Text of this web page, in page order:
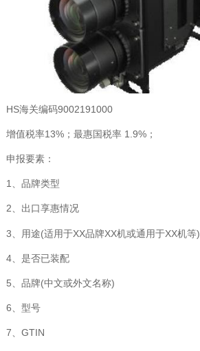
HS海关编码9002191000
增值税率13%；最惠国税率 1.9%；
申报要素：
1、品牌类型
2、出口享惠情况
3、用途(适用于XX品牌XX机或通用于XX机等)
4、是否已装配
5、品牌(中文或外文名称)
6、型号
7、GTIN